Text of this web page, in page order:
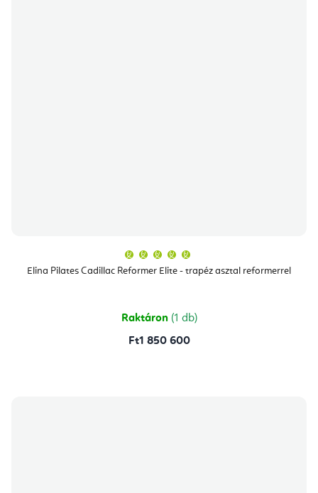
Elina Pilates Cadillac Reformer Elite - trapéz asztal reformerrel
átlagos
értékelése
csillag.
Raktáron (1 db)
Ft1 850 600